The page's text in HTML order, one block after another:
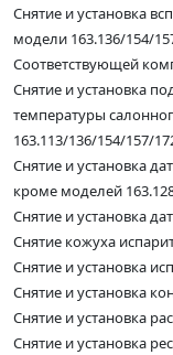
Снятие и установка
модели 163.136/154/
Соответствующей
Снятие и установка
температуры
163.113/136/154/157/
Снятие и установка
кроме моделей
Снятие и установка
Снятие кожуха
Снятие и установка
Снятие и установка
Снятие и установка
Снятие и установка